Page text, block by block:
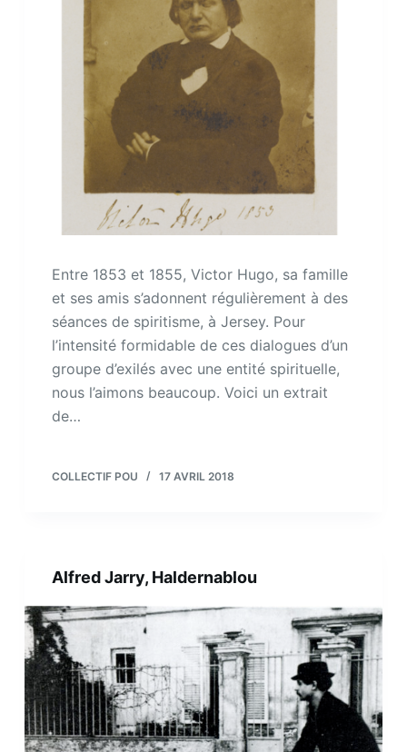
Entre 1853 et 1855, Victor Hugo, sa famille
et ses amis s’adonnent régulièrement à des
séances de spiritisme, à Jersey. Pour
l’intensité formidable de ces dialogues d’un
groupe d’exilés avec une entité spirituelle,
nous l’aimons beaucoup. Voici un extrait
de…
COLLECTIF POU 17 AVRIL 2018
Alfred Jarry, Haldernablou